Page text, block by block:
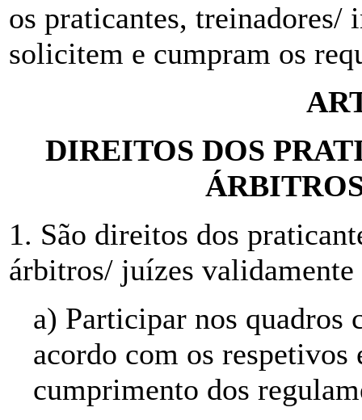
os praticantes, treinadores/
solicitem e cumpram os
DIREITOS DOS
1. São direitos dos
árbitros/ juízes
a) Participar nos quadros
acordo com os respetivos
cumprimento dos